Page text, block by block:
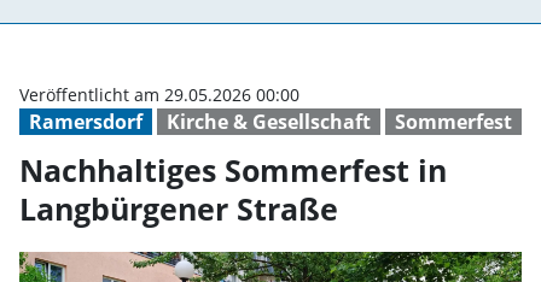
Ramersdorf Kirche & Gesellschaft Sommerfest
Veröffentlicht am 29.05.2026 00:00
Nachhaltiges Sommerfest in
Langbürgener Straße